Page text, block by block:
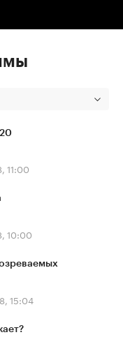
11:00
10:00
15:04